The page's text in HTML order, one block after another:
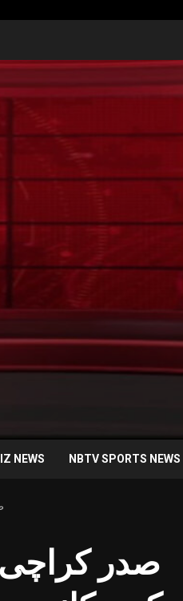
NEWS NBTV SPORTS NEWS
صدر کراچی